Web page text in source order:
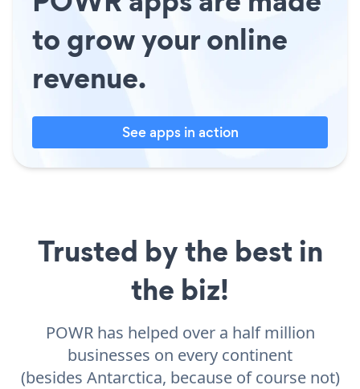
to grow your online
revenue.
See apps in action
Trusted by the best in
the biz!
POWR has helped over a half million
businesses on every continent
(besides Antarctica, because of course not)